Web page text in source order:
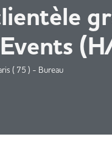
( 75 ) - Bureau